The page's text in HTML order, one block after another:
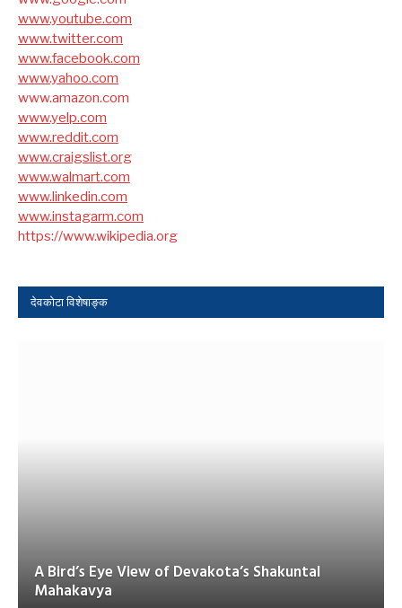
www.youtube.com
www.twitter.com
www.facebook.com
www.yahoo.com
www.amazon.com
www.yelp.com
www.reddit.com
www.craigslist.org
www.walmart.com
www.linkedin.com
www.instagarm.com
https://www.wikipedia.org
देवकोटा विशेषाङ्क
A Bird’s Eye View of Devakota’s Shakuntal
Mahakavya